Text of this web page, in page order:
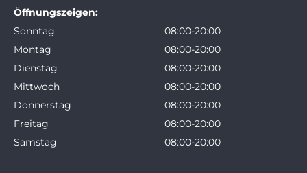
Öffnungszeigen:
Sonntag
08:00-20:00
Montag
08:00-20:00
Dienstag
08:00-20:00
Mittwoch
08:00-20:00
Donnerstag
08:00-20:00
Freitag
08:00-20:00
Samstag
08:00-20:00